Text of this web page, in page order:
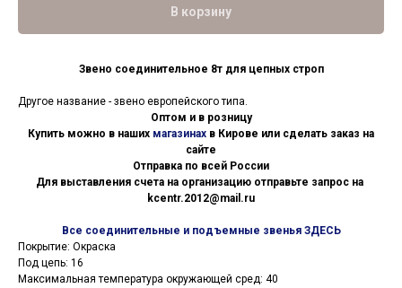
В корзину
Звено соединительное 8т для цепных строп
Другое название - звено европейского типа.
Оптом и в розницу
Купить можно в наших магазинах в Кирове или сделать заказ на
сайте
Отправка по всей России
Для выставления счета на организацию отправьте запрос на
kcentr.2012@mail.ru
Все соединительные и подъемные звенья ЗДЕСЬ
Покрытие: Окраска
Под цепь: 16
Максимальная температура окружающей сред: 40